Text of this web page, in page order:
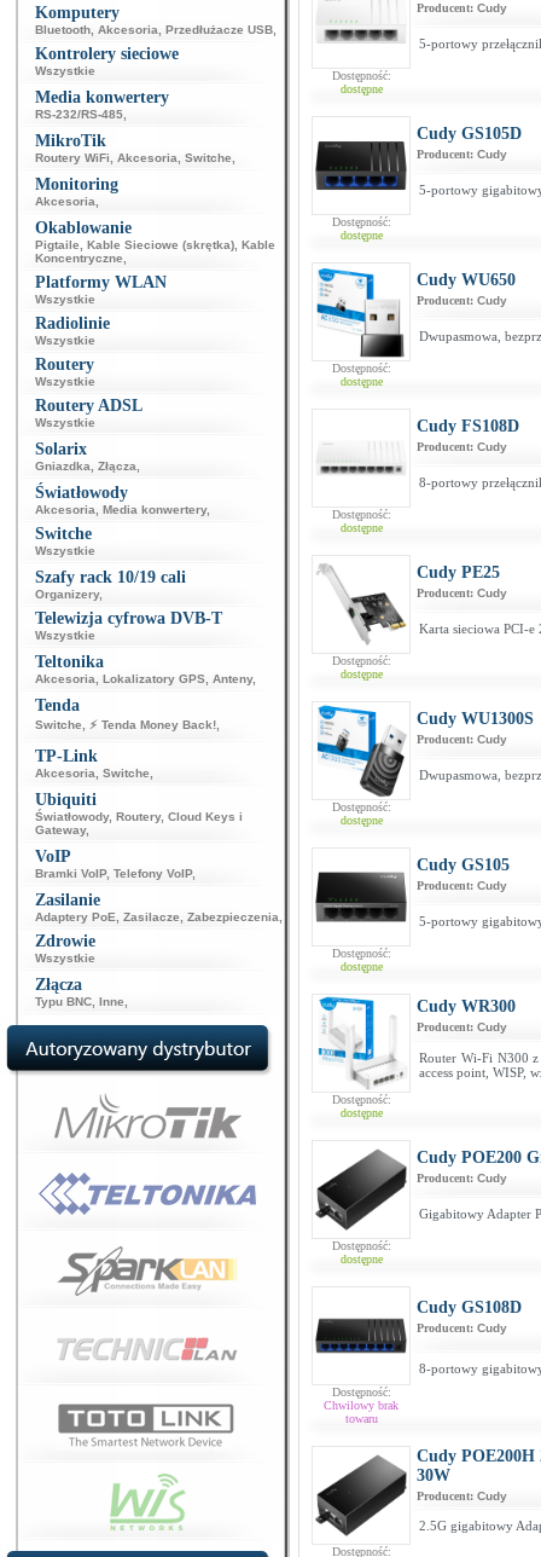
Komputery
Bluetooth Akcesoria Przedłużacze USB
Kontrolery sieciowe
Wszystkie
Media konwertery
RS-232/RS-485
MikroTik
Routery WiFi Akcesoria Switche
Monitoring
Akcesoria
Okablowanie
Pigtaile Kable Sieciowe (skrętka) Kable
Koncentryczne
Platformy WLAN
Wszystkie
Radiolinie
Wszystkie
Routery
Wszystkie
Routery ADSL
Wszystkie
Solarix
Gniazdka Złącza
Światłowody
Akcesoria Media konwertery,
Switche
Wszystkie
Szafy rack 10/19 cali
Organizery,
Telewizja cyfrowa DVB-T
Wszystkie
Teltonika
Akcesoria Lokalizatory GPS Anteny,
Tenda
Switche ⚡ Tenda Money Back!
TP-Link
Akcesoria Switche
Ubiquiti
Światłowody, Routery, Cloud Keys i
Gateway,
VoIP
Bramki VoIP, Telefony VoIP,
Zasilanie
Adaptery PoE Zasilacze Zabezpieczenia
Zdrowie
Wszystkie
Złącza
Typu BNC Inne
Dostępność:
dostępne
Producent: Cudy
5-portowy
Dostępność:
dostępne
Cudy GS105D
Producent: Cudy
5-portowy
Dostępność:
dostępne
Cudy WU650
Producent: Cudy
Dwupasmowa,
Dostępność:
dostępne
Cudy FS108D
Producent: Cudy
8-portowy
Dostępność:
dostępne
Cudy PE25
Producent: Cudy
Karta sieciowa PCI-e
Dostępność:
dostępne
Cudy WU1300S
Producent: Cudy
Dwupasmowa,
Dostępność:
dostępne
Cudy GS105
Producent: Cudy
5-portowy
Dostępność:
dostępne
Cudy WR300
Producent: Cudy
Router Wi-Fi N300
access point, WISP,
Dostępność:
dostępne
Cudy POE200
Producent: Cudy
Gigabitowy Adapter
Dostępność:
Chwilowy brak
towaru
Cudy GS108D
Producent: Cudy
8-portowy
Dostępność:
Cudy
30W
Producent: Cudy
2.5G gigabitowy